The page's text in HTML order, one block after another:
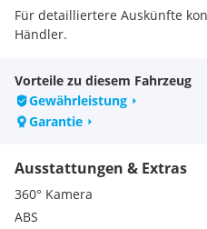
möglich.
Bitte senden Sie uns für eine
zu:
*Zulassungsschein
*Kilometerstand
Sonderausstattungen:
Metallic-Lackierung
Serienausstattungen:
Für detailliertere Auskünfte
Händler.
Vorteile zu diesem Fahrzeug
Gewährleistung
Garantie
Ausstattungen & Extras
360° Kamera
ABS